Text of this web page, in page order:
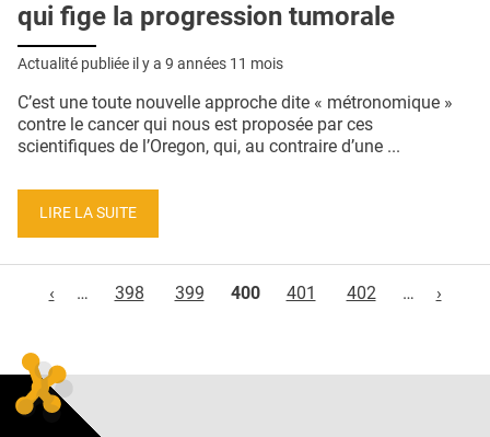
qui fige la progression tumorale
Actualité publiée il y a 9 années 11 mois
C’est une toute nouvelle approche dite « métronomique »
contre le cancer qui nous est proposée par ces
scientifiques de l’Oregon, qui, au contraire d’une ...
LIRE LA SUITE
‹
… 398 399 400 401 402 … ›